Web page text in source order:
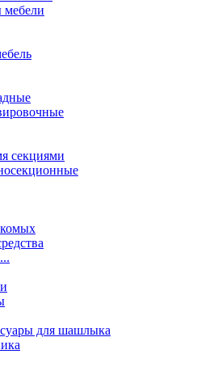
мебели
секциями
для шашлыка